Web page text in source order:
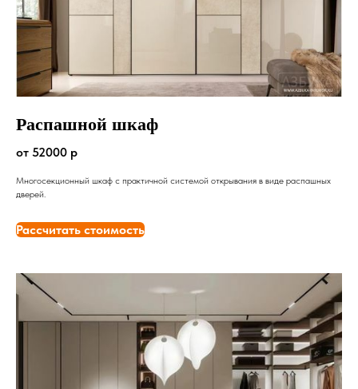
Распашной шкаф
от 52000 р
Многосекционный шкаф с практичной системой открывания в виде распашных
дверей.
Рассчитать стоимость